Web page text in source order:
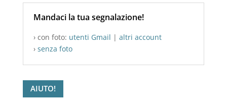
Mandaci la tua segnalazione!
› con foto: utenti Gmail | altri account
› senza foto
AIUTO!